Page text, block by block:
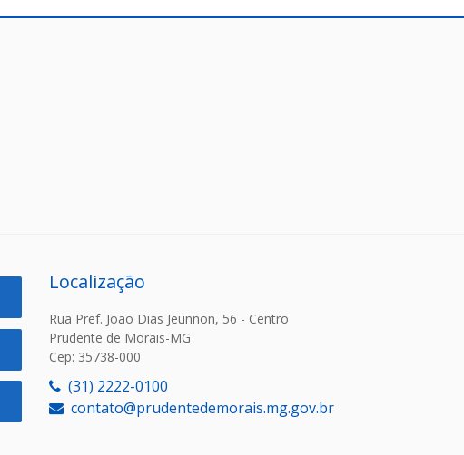
Localização
Rua Pref. João Dias Jeunnon, 56 - Centro
Prudente de Morais-MG
Cep: 35738-000
(31) 2222-0100
contato@prudentedemorais.mg.gov.br